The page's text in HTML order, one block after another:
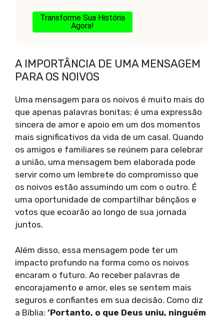
Transforme Sua História
Agora!
A IMPORTÂNCIA DE UMA MENSAGEM
PARA OS NOIVOS
Uma mensagem para os noivos é muito mais do
que apenas palavras bonitas; é uma expressão
sincera de amor e apoio em um dos momentos
mais significativos da vida de um casal. Quando
os amigos e familiares se reúnem para celebrar
a união, uma mensagem bem elaborada pode
servir como um lembrete do compromisso que
os noivos estão assumindo um com o outro. É
uma oportunidade de compartilhar bênçãos e
votos que ecoarão ao longo de sua jornada
juntos.
Além disso, essa mensagem pode ter um
impacto profundo na forma como os noivos
encaram o futuro. Ao receber palavras de
encorajamento e amor, eles se sentem mais
seguros e confiantes em sua decisão. Como diz
a Bíblia: ‘Portanto, o que Deus uniu, ninguém